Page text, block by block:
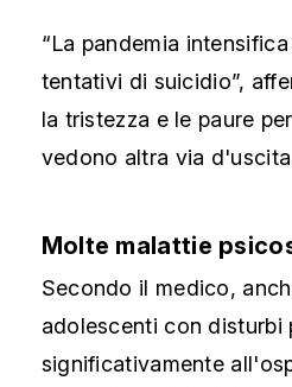
“La pandemia
tentativi di suicidio”,
la tristezza e le paure
vedono altra via
Molte malattie
Secondo il medico,
adolescenti con disturbi
significativamente